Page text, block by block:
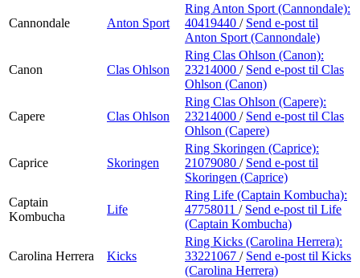
Cannondale Anton Sport
Ring Anton Sport (Cannondale):
40419440 / Send e-post til
Anton Sport (Cannondale)
Canon Clas Ohlson
Ring Clas Ohlson (Canon):
23214000 / Send e-post til Clas
Ohlson (Canon)
Capere Clas Ohlson
Ring Clas Ohlson (Capere):
23214000 / Send e-post til Clas
Ohlson (Capere)
Caprice Skoringen
Ring Skoringen (Caprice):
21079080 / Send e-post til
Skoringen (Caprice)
Captain
Kombucha
Life
Ring Life (Captain Kombucha):
47758011 / Send e-post til Life
(Captain Kombucha)
Carolina Herrera Kicks
Ring Kicks (Carolina Herrera):
33221067 / Send e-post til Kicks
(Carolina Herrera)